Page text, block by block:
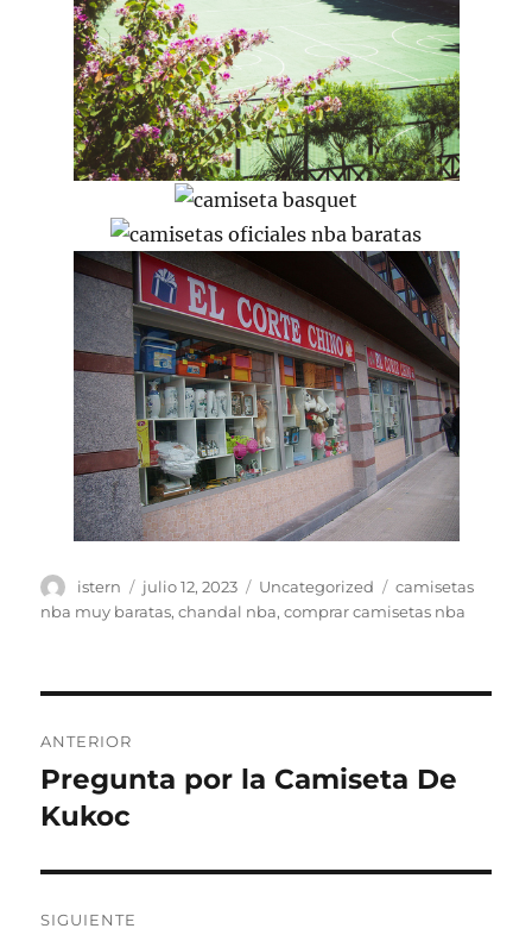
Autor
istern
Publicado
el
julio 12, 2023 Categorías
Uncategorized Etiquetas
camisetas
nba muy baratas,chandal nba,comprar camisetas nba
de
entradas
ANTERIOR
Entrada
anterior:
Pregunta por la Camiseta De
Kukoc
SIGUIENTE